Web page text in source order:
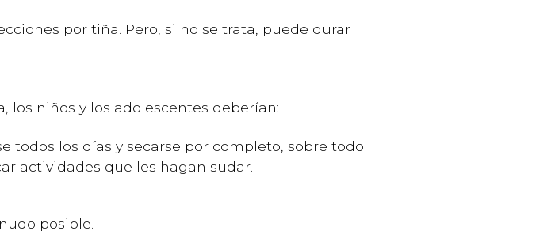
por tiña. Pero, si no se trata, puede durar
los niños y los adolescentes deberían:
todos los días y secarse por completo, sobre todo
actividades que les hagan sudar.
posible.